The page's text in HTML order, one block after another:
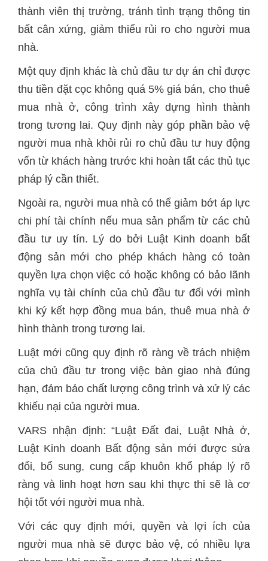
thành viên thị trường, tránh tình trạng thông tin
bất cân xứng, giảm thiểu rủi ro cho người mua
nhà.
Một quy định khác là chủ đầu tư dự án chỉ được
thu tiền đặt cọc không quá 5% giá bán, cho thuê
mua nhà ở, công trình xây dựng hình thành
trong tương lai. Quy định này góp phần bảo vệ
người mua nhà khỏi rủi ro chủ đầu tư huy động
vốn từ khách hàng trước khi hoàn tất các thủ tục
pháp lý cần thiết.
Ngoài ra, người mua nhà có thể giảm bớt áp lực
chi phí tài chính nếu mua sản phẩm từ các chủ
đầu tư uy tín. Lý do bởi Luật Kinh doanh bất
động sản mới cho phép khách hàng có toàn
quyền lựa chọn việc có hoặc không có bảo lãnh
nghĩa vụ tài chính của chủ đầu tư đối với mình
khi ký kết hợp đồng mua bán, thuê mua nhà ở
hình thành trong tương lai.
Luật mới cũng quy định rõ ràng về trách nhiệm
của chủ đầu tư trong việc bàn giao nhà đúng
hạn, đảm bảo chất lượng công trình và xử lý các
khiếu nại của người mua.
VARS nhận định: “Luật Đất đai, Luật Nhà ở,
Luật Kinh doanh Bất động sản mới được sửa
đổi, bổ sung, cung cấp khuôn khổ pháp lý rõ
ràng và linh hoạt hơn sau khi thực thi sẽ là cơ
hội tốt với người mua nhà.
Với các quy định mới, quyền và lợi ích của
người mua nhà sẽ được bảo vệ, có nhiều lựa